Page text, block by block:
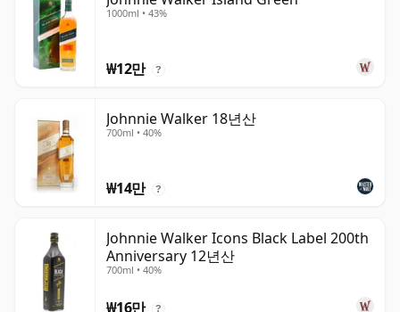
1000ml • 43%
₩12만 ?
Johnnie Walker 18년산
700ml • 40%
₩14만 ?
Johnnie Walker Icons Black Label 200th
Anniversary 12년산
700ml • 40%
₩16만 ?